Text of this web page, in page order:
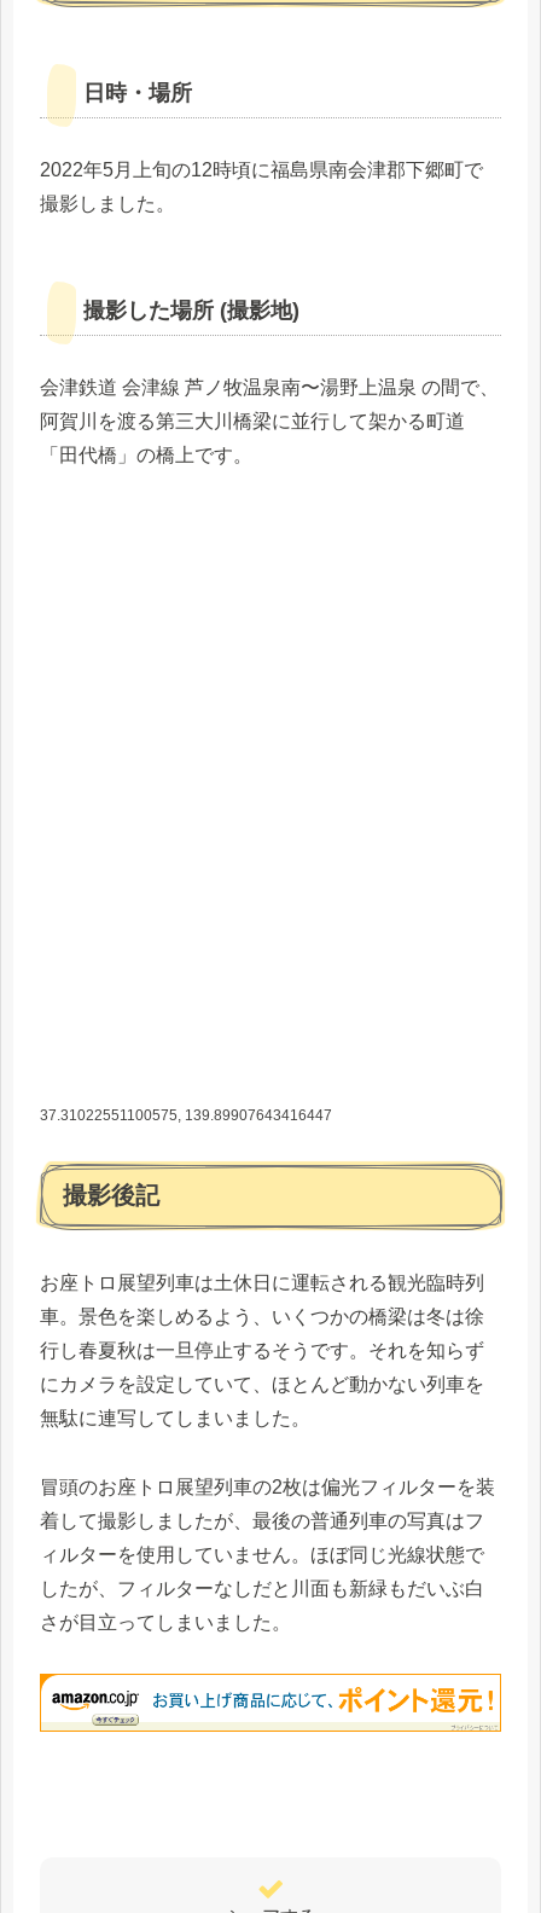
日時・場所
2022年5月上旬の12時頃に福島県南会津郡下郷町で
撮影しました。
撮影した場所 (撮影地)
会津鉄道 会津線 芦ノ牧温泉南〜湯野上温泉 の間で、
阿賀川を渡る第三大川橋梁に並行して架かる町道
「田代橋」の橋上です。
37.31022551100575, 139.89907643416447
撮影後記
お座トロ展望列車は土休日に運転される観光臨時列
車。景色を楽しめるよう、いくつかの橋梁は冬は徐
行し春夏秋は一旦停止するそうです。それを知らず
にカメラを設定していて、ほとんど動かない列車を
無駄に連写してしまいました。
冒頭のお座トロ展望列車の2枚は偏光フィルターを装
着して撮影しましたが、最後の普通列車の写真はフ
ィルターを使用していません。ほぼ同じ光線状態で
したが、フィルターなしだと川面も新緑もだいぶ白
さが目立ってしまいました。